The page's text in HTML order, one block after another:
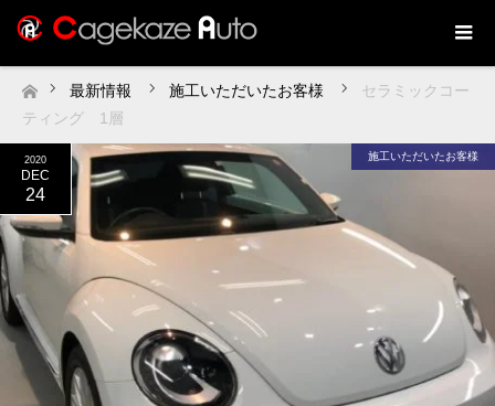
ホーム
最新情報 施工いただいたお客様
セラミックコー
ティング 1層
2020
DEC
24
施工いただいたお客様